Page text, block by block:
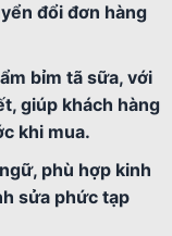
đổi đơn hàng
bỉm tã sữa, với
giúp khách hàng
khi mua.
phù hợp kinh
sửa phức tạp